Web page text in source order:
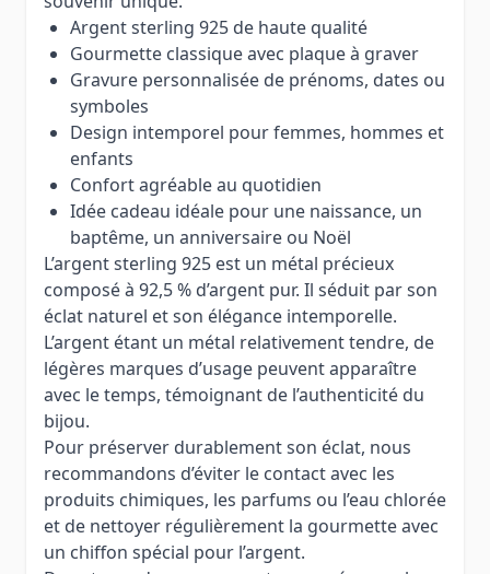
Argent sterling 925 de haute qualité
Gourmette classique avec plaque à graver
Gravure personnalisée de prénoms, dates ou
symboles
Design intemporel pour femmes, hommes et
enfants
Confort agréable au quotidien
Idée cadeau idéale pour une naissance, un
baptême, un anniversaire ou Noël
L’argent sterling 925 est un métal précieux
composé à 92,5 % d’argent pur. Il séduit par son
éclat naturel et son élégance intemporelle.
L’argent étant un métal relativement tendre, de
légères marques d’usage peuvent apparaître
avec le temps, témoignant de l’authenticité du
bijou.
Pour préserver durablement son éclat, nous
recommandons d’éviter le contact avec les
produits chimiques, les parfums ou l’eau chlorée
et de nettoyer régulièrement la gourmette avec
un chiffon spécial pour l’argent.